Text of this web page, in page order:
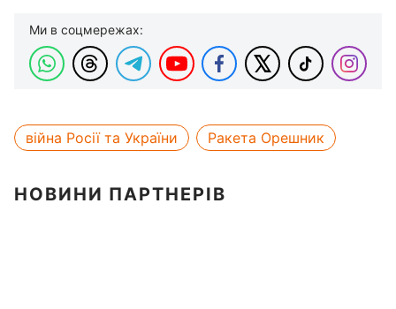
Ми в соцмережах:
війна Росії та України Ракета Орешник
НОВИНИ ПАРТНЕРІВ